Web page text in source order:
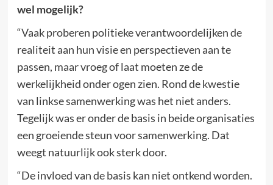
wel mogelijk?
“Vaak proberen politieke verantwoordelijken de
realiteit aan hun visie en perspectieven aan te
passen, maar vroeg of laat moeten ze de
werkelijkheid onder ogen zien. Rond de kwestie
van linkse samenwerking was het niet anders.
Tegelijk was er onder de basis in beide organisaties
een groeiende steun voor samenwerking. Dat
weegt natuurlijk ook sterk door.
“De invloed van de basis kan niet ontkend worden.